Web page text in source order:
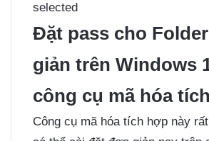
selected
Đặt pass cho
giản trên Windows
công cụ mã hóa
Công cụ mã hóa tích hợp này